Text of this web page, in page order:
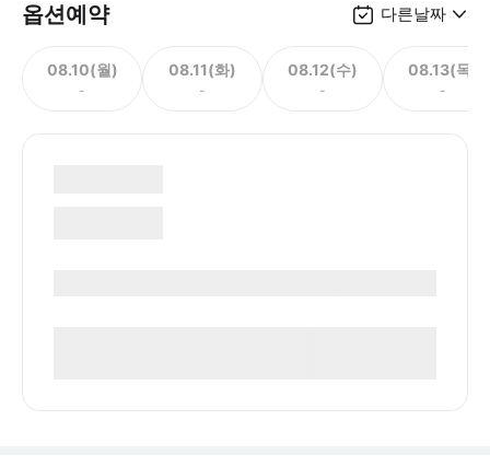
옵션예약 다른날짜
08.10(월)
-
08.11(화)
-
08.12(수)
-
08.13(목)
-